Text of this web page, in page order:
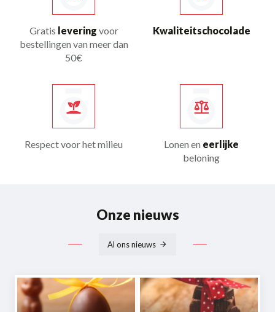
Gratis levering voor
bestellingen van meer dan
50€
Kwaliteitschocolade
Respect voor het milieu Lonen en eerlijke
beloning
Onze nieuws
Al ons nieuws